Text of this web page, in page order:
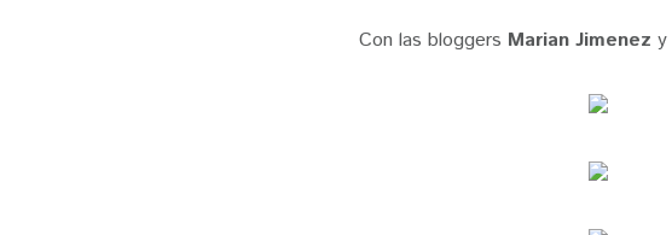
Con las bloggers Marian Jimenez y